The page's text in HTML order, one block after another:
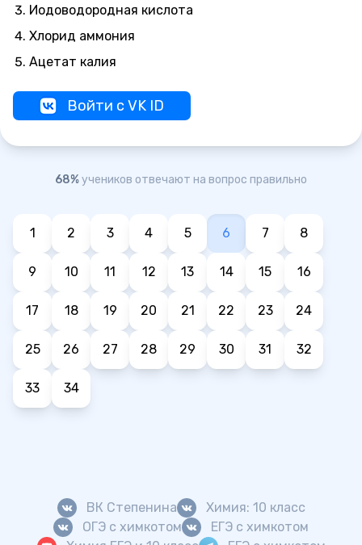
Иодоводородная кислота
Хлорид аммония
Ацетат калия
Войти с VK ID
68%учеников отвечают на вопрос правильно
1 2 3 4 5 6 7 8
9 10 11 12 13 14 15 16
17 18 19 20 21 22 23 24
25 26 27 28 29 30 31 32
33 34
ВК Степенина
Химия: 10 класс
ОГЭ с химкотом
ЕГЭ с химкотом